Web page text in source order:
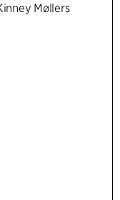
Møllers